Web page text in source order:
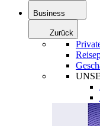
Business
Zurück